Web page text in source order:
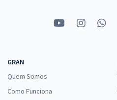
GRAN
Quem Somos
Como Funciona